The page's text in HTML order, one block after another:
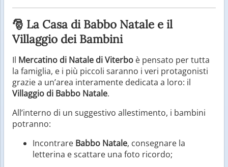
🎅 La Casa di Babbo Natale e il
Villaggio dei Bambini
Il Mercatino di Natale di Viterbo è pensato per tutta
la famiglia, e i più piccoli saranno i veri protagonisti
grazie a un’area interamente dedicata a loro: il
Villaggio di Babbo Natale.
All’interno di un suggestivo allestimento, i bambini
potranno:
Incontrare Babbo Natale, consegnare la
letterina e scattare una foto ricordo;